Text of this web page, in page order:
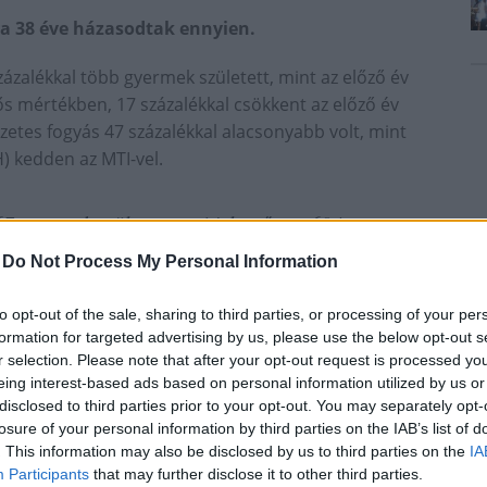
Do Not Process My Personal Information
opt-out of the sale, sharing to third parties, or processing of your
for targeted advertising by us, please use the below opt-out
selection. Please note that after your opt-out request is processed
interest-based ads based on personal information utilized by us
to third parties prior to your opt-out. You may separately
of your personal information by third parties on the IAB’s list of
This information may also be disclosed by us to third parties on the
Participants that may further disclose it to other third parties.
38 éve házasodtak ennyien.
több gyermek született, mint az előző év
mértékben, 17 százalékkal csökkent az előző év
fogyás 47 százalékkal alacsonyabb volt, mint
kedden az MTI-vel.
gyermek született, ami jelentősen, 694
ez a legmagasabb januári érték 2009
becsült havi értéke 1,60 volt az előző év azonos
2356-tal kevesebb az egy évvel
állhat, hogy tavaly januárban kiugróan magas volt
- áll a közleményben.